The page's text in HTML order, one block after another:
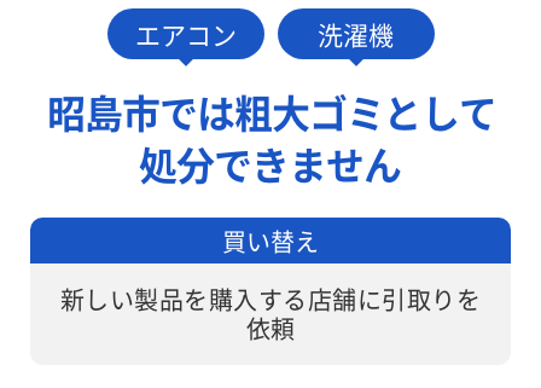
でお伺いしま
ません。
依頼して処分
しますが、ワ
なら面倒な手
続きは不要で
す。
エアコン 洗濯機
昭島市では粗大ゴミとして
処分できません
買い替え
新しい製品を購入する店舗に引取りを
依頼